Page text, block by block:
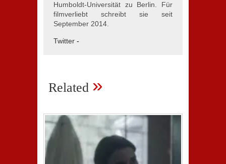
Humboldt-Universität zu Berlin. Für
filmverliebt schreibt sie seit
September 2014.
Twitter -
Related »